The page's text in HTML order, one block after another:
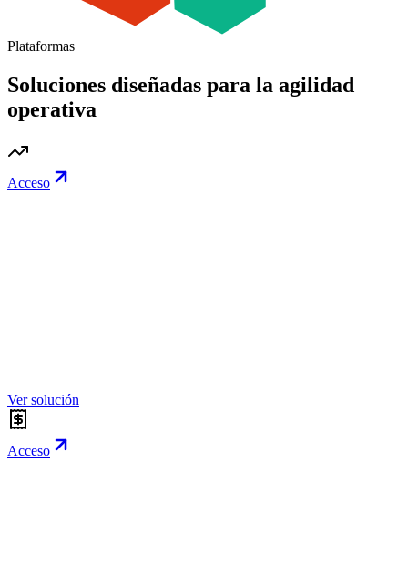
Plataformas
Soluciones diseñadas para la agilidad
operativa
Acceso
Ver solución
Acceso